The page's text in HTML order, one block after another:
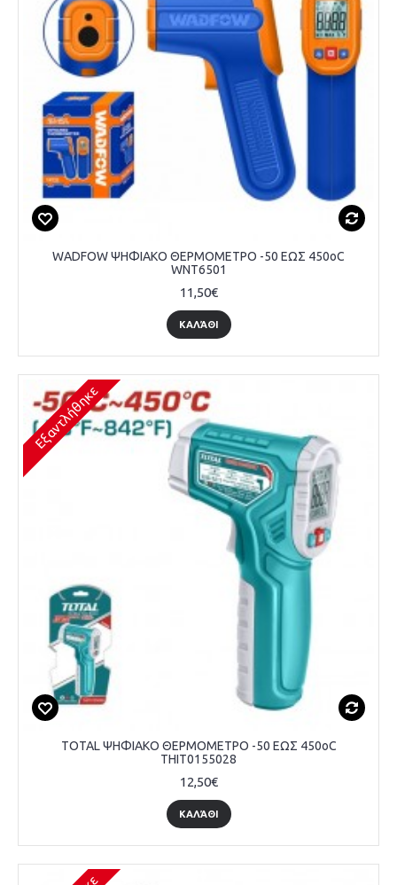
WADFOW ΨΗΦΙΑΚΟ ΘΕΡΜΟΜΕΤΡΟ -50 ΕΩΣ 450oC
WNT6501
11,50€
ΚΑΛΆΘΙ
Εξαντλήθηκε
TOTAL ΨΗΦΙΑΚΟ ΘΕΡΜΟΜΕΤΡΟ -50 ΕΩΣ 450oC
THIT0155028
12,50€
ΚΑΛΆΘΙ